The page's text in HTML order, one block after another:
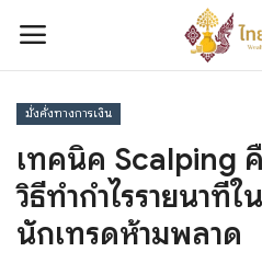
เข้าสู่ระบบ
ติดต่อเรา
เกี่ยวกับเรา
มั่งคั่งทางการเงิน
เทคนิค Scalping คื
วิธีทำกำไรรายนาที
นักเทรดห้ามพลาด